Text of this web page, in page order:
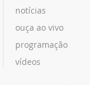
notícias
ouça ao vivo
programação
vídeos